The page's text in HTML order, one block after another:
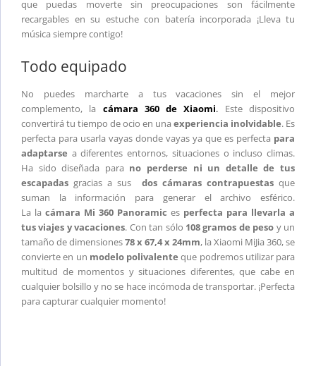
que puedas moverte sin preocupaciones son fácilmente
recargables en su estuche con batería incorporada ¡Lleva tu
música siempre contigo!
Todo equipado
No puedes marcharte a tus vacaciones sin el mejor
complemento, la cámara 360 de Xiaomi. Este dispositivo
convertirá tu tiempo de ocio en una experiencia inolvidable. Es
perfecta para usarla vayas donde vayas ya que es perfecta para
adaptarse a diferentes entornos, situaciones o incluso climas.
Ha sido diseñada para no perderse ni un detalle de tus
escapadas gracias a sus dos cámaras contrapuestasque
suman la información para generar el archivo esférico.
La la cámara Mi 360 Panoramic es perfecta para llevarla a
tus viajes y vacaciones. Con tan sólo 108 gramos de peso y un
tamaño de dimensiones78 x 67,4 x 24mm, la Xiaomi MiJia 360, se
convierte en un modelo polivalente que podremos utilizar para
multitud de momentos y situaciones diferentes, que cabe en
cualquier bolsillo y no se hace incómoda de transportar. ¡Perfecta
para capturar cualquier momento!